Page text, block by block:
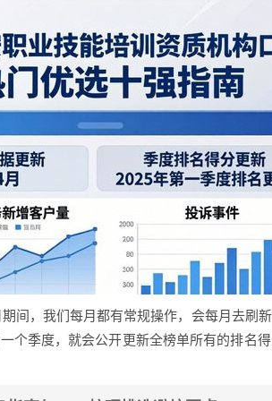
间，我们每月都有常规操作，会每月去刷
个季度，就会公开更新全榜单所有的排名